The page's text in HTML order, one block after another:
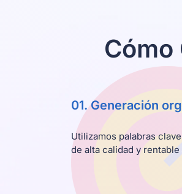
01. Generación
Utilizamos palabras
de alta calidad y